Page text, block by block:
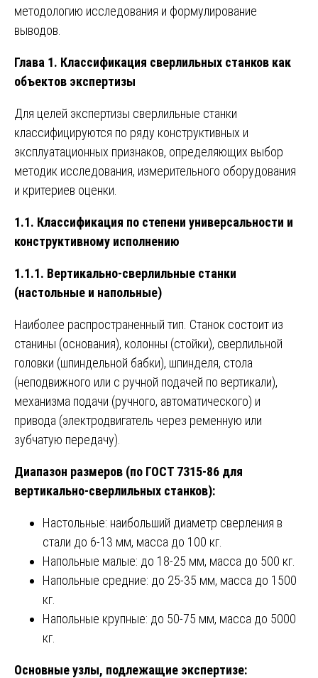
методологию исследования и формулирование
выводов.
Глава 1. Классификация сверлильных станков как
объектов экспертизы
Для целей экспертизы сверлильные станки
классифицируются по ряду конструктивных и
эксплуатационных признаков, определяющих выбор
методик исследования, измерительного оборудования
и критериев оценки.
1.1. Классификация по степени универсальности и
конструктивному исполнению
1.1.1. Вертикально-сверлильные станки
(настольные и напольные)
Наиболее распространенный тип. Станок состоит из
станины (основания), колонны (стойки), сверлильной
головки (шпиндельной бабки), шпинделя, стола
(неподвижного или с ручной подачей по вертикали),
механизма подачи (ручного, автоматического) и
привода (электродвигатель через ременную или
зубчатую передачу).
Диапазон размеров (по ГОСТ 7315-86 для
вертикально-сверлильных станков):
Настольные: наибольший диаметр сверления в
стали до 6-13 мм, масса до 100 кг.
Напольные малые: до 18-25 мм, масса до 500 кг.
Напольные средние: до 25-35 мм, масса до 1500
кг.
Напольные крупные: до 50-75 мм, масса до 5000
кг.
Основные узлы, подлежащие экспертизе: